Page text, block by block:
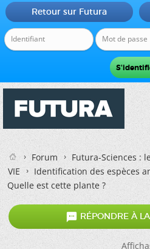
Retour sur Futura
Forum
Futura-Sciences :
VIE
Identification des espèces
Quelle est cette plante ?
 RÉPONDRE À